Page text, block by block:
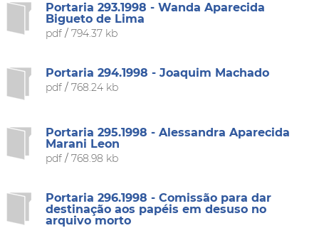
Portaria 293.1998 - Wanda Aparecida
Bigueto de Lima
pdf/ 794.37 kb
Portaria 294.1998 - Joaquim Machado
pdf/ 768.24 kb
Portaria 295.1998 - Alessandra Aparecida
Marani Leon
pdf/ 768.98 kb
Portaria 296.1998 - Comissão para dar
destinação aos papéis em desuso no
arquivo morto